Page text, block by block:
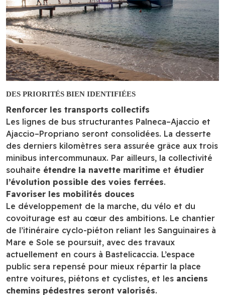
DES PRIORITÉS BIEN IDENTIFIÉES
Renforcer les transports collectifs
Les lignes de bus structurantes Palneca–Ajaccio et
Ajaccio–Propriano seront consolidées. La desserte
des derniers kilomètres sera assurée grâce aux trois
minibus intercommunaux. Par ailleurs, la collectivité
souhaite étendre la navette maritime et étudier
l’évolution possible des voies ferrées.
Favoriser les mobilités douces
Le développement de la marche, du vélo et du
covoiturage est au cœur des ambitions. Le chantier
de l’itinéraire cyclo-piéton reliant les Sanguinaires à
Mare e Sole se poursuit, avec des travaux
actuellement en cours à Bastelicaccia. L’espace
public sera repensé pour mieux répartir la place
entre voitures, piétons et cyclistes, et les anciens
chemins pédestres seront valorisés.